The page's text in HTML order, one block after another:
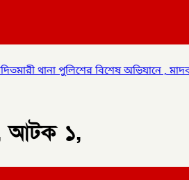
, মাদক সম্রাট মাইদুল ইসলামকে
আটক ১,